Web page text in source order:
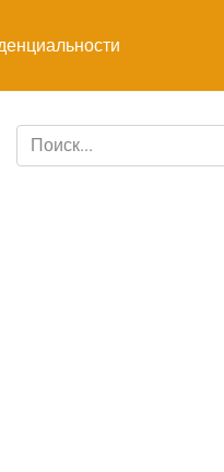
Search
for: